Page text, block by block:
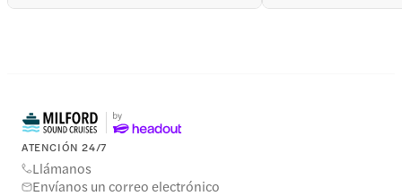
ATENCIÓN 24/7
Llámanos
Envíanos un correo electrónico